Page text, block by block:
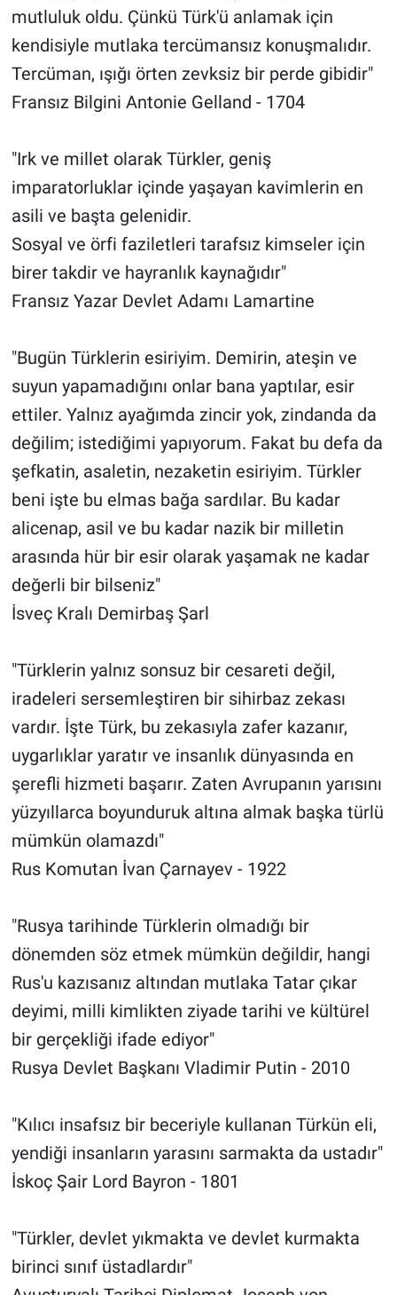
mutluluk oldu. Çünkü Türk'ü anlamak için
kendisiyle mutlaka tercümansız konuşmalıdır.
Tercüman, ışığı örten zevksiz bir perde gibidir"
Fransız Bilgini Antonie Gelland - 1704
"Irk ve millet olarak Türkler, geniş
imparatorluklar içinde yaşayan kavimlerin en
asili ve başta gelenidir.
Sosyal ve örfi faziletleri tarafsız kimseler için
birer takdir ve hayranlık kaynağıdır"
Fransız Yazar Devlet Adamı Lamartine
"Bugün Türklerin esiriyim. Demirin, ateşin ve
suyun yapamadığını onlar bana yaptılar, esir
ettiler. Yalnız ayağımda zincir yok, zindanda da
değilim; istediğimi yapıyorum. Fakat bu defa da
şefkatin, asaletin, nezaketin esiriyim. Türkler
beni işte bu elmas bağa sardılar. Bu kadar
alicenap, asil ve bu kadar nazik bir milletin
arasında hür bir esir olarak yaşamak ne kadar
değerli bir bilseniz"
İsveç Kralı Demirbaş Şarl
"Türklerin yalnız sonsuz bir cesareti değil,
iradeleri sersemleştiren bir sihirbaz zekası
vardır. İşte Türk, bu zekasıyla zafer kazanır,
uygarlıklar yaratır ve insanlık dünyasında en
şerefli hizmeti başarır. Zaten Avrupanın yarısını
yüzyıllarca boyunduruk altına almak başka türlü
mümkün olamazdı"
Rus Komutan İvan Çarnayev - 1922
"Rusya tarihinde Türklerin olmadığı bir
dönemden söz etmek mümkün değildir, hangi
Rus'u kazısanız altından mutlaka Tatar çıkar
deyimi, milli kimlikten ziyade tarihi ve kültürel
bir gerçekliği ifade ediyor"
Rusya Devlet Başkanı Vladimir Putin - 2010
"Kılıcı insafsız bir beceriyle kullanan Türkün eli,
yendiği insanların yarasını sarmakta da ustadır"
İskoç Şair Lord Bayron - 1801
"Türkler, devlet yıkmakta ve devlet kurmakta
birinci sınıf üstadlardır"